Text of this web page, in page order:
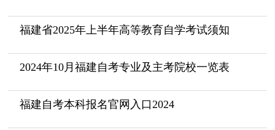
福建省2025年上半年高等教育自学考试须知
2024年10月福建自考专业及主考院校一览表
福建自考本科报名官网入口2024